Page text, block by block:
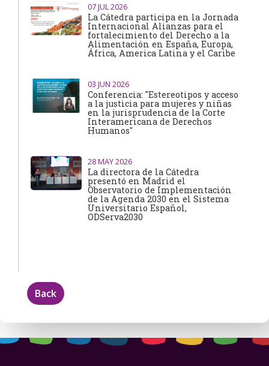
07JUL 2026
La Cátedra participa en la Jornada
Internacional Alianzas para el
fortalecimiento del Derecho a la
Alimentación en España, Europa,
África, America Latina y el Caribe
03 JUN 2026
Conferencia: "Estereotipos y acceso
a la justicia para mujeres y niñas
en la jurisprudencia de la Corte
Interamericana de Derechos
Humanos"
28MAY 2026
La directora de la Cátedra
presentó en Madrid el
Observatorio de Implementación
de la Agenda 2030 en el Sistema
Universitario Español,
ODServa2030
Back